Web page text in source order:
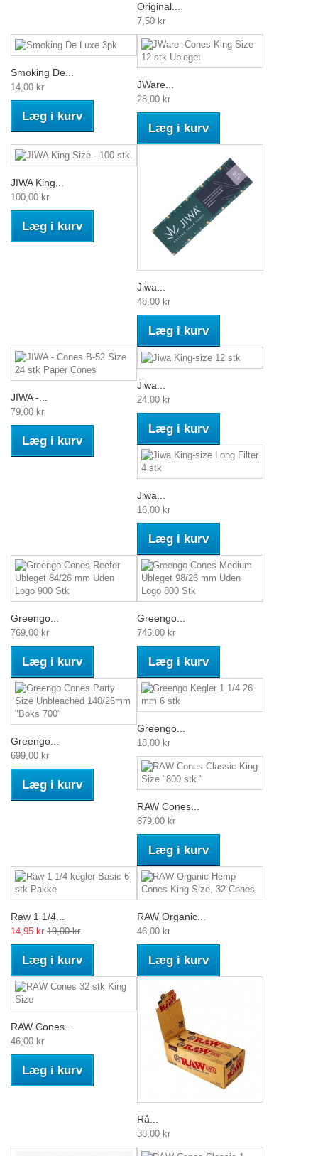
Original...
7,50 kr
Smoking De...
14,00 kr
Læg i kurv
JWare...
28,00 kr
Læg i kurv
JIWA King...
100,00 kr
Læg i kurv
Jiwa...
48,00 kr
Læg i kurv
JIWA -...
79,00 kr
Læg i kurv
Jiwa...
24,00 kr
Læg i kurv
Jiwa...
16,00 kr
Læg i kurv
Greengo...
769,00 kr
Læg i kurv
Greengo...
745,00 kr
Læg i kurv
Greengo...
699,00 kr
Læg i kurv
Greengo...
18,00 kr
RAW Cones...
679,00 kr
Læg i kurv
Raw 1 1/4...
14,95 kr 19,00 kr
Læg i kurv
RAW Organic...
46,00 kr
Læg i kurv
RAW Cones...
46,00 kr
Læg i kurv
Rå...
38,00 kr